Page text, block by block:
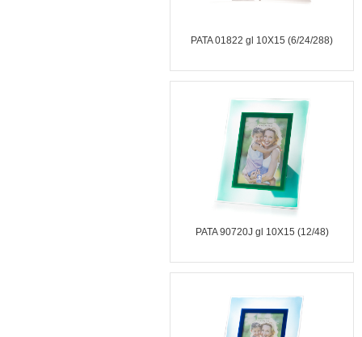
PATA 01822 gl 10X15 (6/24/288)
PATA 90720J gl 10X15 (12/48)